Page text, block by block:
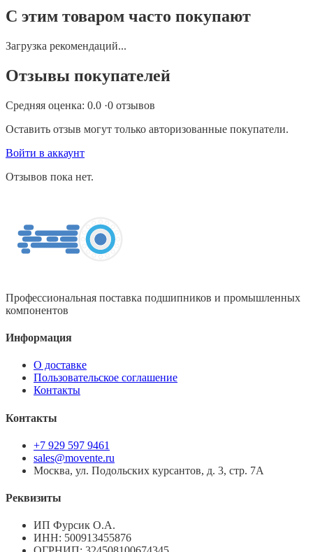
С этим товаром часто покупают
Загрузка рекомендаций...
Отзывы покупателей
Средняя оценка: 0.0 ·0 отзывов
Оставить отзыв могут только авторизованные покупатели.
Войти в аккаунт
Отзывов пока нет.
Профессиональная поставка подшипников и промышленных
компонентов
Информация
О доставке
Пользовательское соглашение
Контакты
Контакты
+7 929 597 9461
sales@movente.ru
Москва, ул. Подольских курсантов, д. 3, стр. 7А
Реквизиты
ИП Фурсик О.А.
ИНН: 500913455876